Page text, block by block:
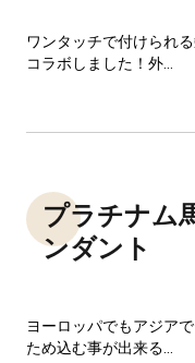
ワンタッチで付けられ
コラボしました！外...
プラチナム
ンダント
ヨーロッパでもアジア
ため込む事が出来る...